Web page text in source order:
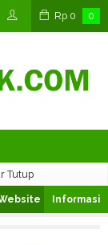
Rp 0 0
Tutup
❯ Silahkan pilih